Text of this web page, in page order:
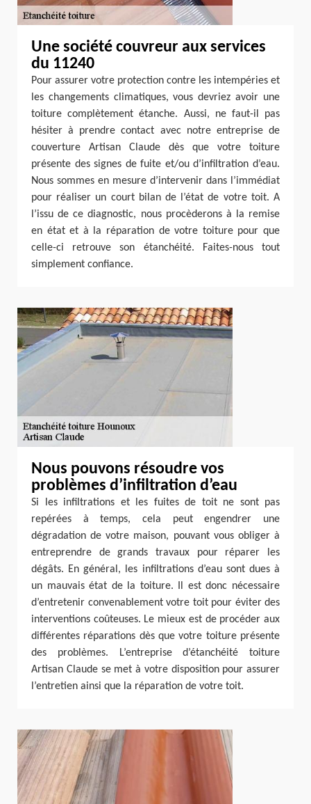
Une société couvreur aux services
du 11240
Pour assurer votre protection contre les intempéries et
les changements climatiques, vous devriez avoir une
toiture complètement étanche. Aussi, ne faut-il pas
hésiter à prendre contact avec notre entreprise de
couverture Artisan Claude dès que votre toiture
présente des signes de fuite et/ou d’infiltration d’eau.
Nous sommes en mesure d’intervenir dans l’immédiat
pour réaliser un court bilan de l’état de votre toit. A
l’issu de ce diagnostic, nous procèderons à la remise
en état et à la réparation de votre toiture pour que
celle-ci retrouve son étanchéité. Faites-nous tout
simplement confiance.
Nous pouvons résoudre vos
problèmes d’infiltration d’eau
Si les infiltrations et les fuites de toit ne sont pas
repérées à temps, cela peut engendrer une
dégradation de votre maison, pouvant vous obliger à
entreprendre de grands travaux pour réparer les
dégâts. En général, les infiltrations d’eau sont dues à
un mauvais état de la toiture. Il est donc nécessaire
d’entretenir convenablement votre toit pour éviter des
interventions coûteuses. Le mieux est de procéder aux
différentes réparations dès que votre toiture présente
des problèmes. L’entreprise d’étanchéité toiture
Artisan Claude se met à votre disposition pour assurer
l’entretien ainsi que la réparation de votre toit.